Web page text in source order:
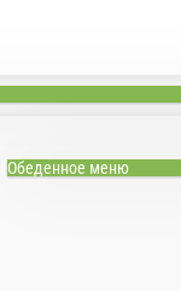
Обеденное меню